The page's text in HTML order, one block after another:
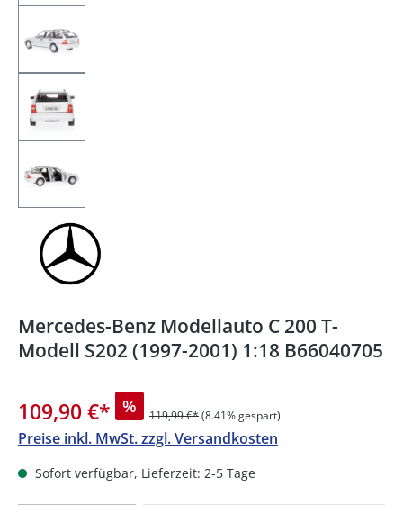
Mercedes-Benz Modellauto C 200 T-
Modell S202 (1997-2001) 1:18 B66040705
109,90 €* % 119,99 €*(8.41% gespart)
Preise inkl. MwSt. zzgl. Versandkosten
Sofort verfügbar, Lieferzeit: 2-5 Tage